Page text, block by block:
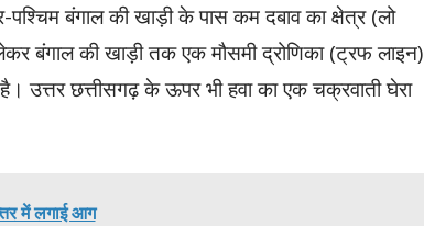
बंगाल की खाड़ी के पास कम दबाव का क्षेत्र (लो
बंगाल की खाड़ी तक एक मौसमी द्रोणिका (ट्रफ लाइन)
उत्तर छत्तीसगढ़ के ऊपर भी हवा का एक चक्रवाती घेरा
में लगाई आग